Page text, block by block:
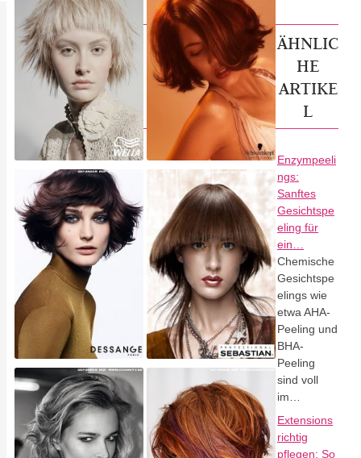
ÄHNLIC
HE
ARTIKE
L
Enzympeeli
ngs:
Sanftes
Gesichtspe
eling für
ein…
Chemische
Gesichtspe
elings wie
etwa AHA-
Peeling und
BHA-
Peeling
sind voll
im…
Extensions
richtig
pflegen: So